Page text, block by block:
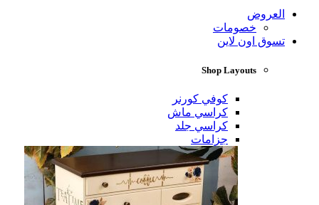
العروض
خصومات
تسوق اون لاين
Shop Layouts
كوفي كورنر
كراسي ماش
كراسي جلد
جزامات